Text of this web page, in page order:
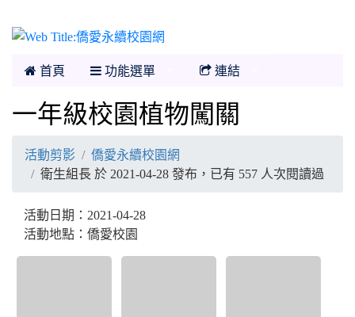
首頁 功能選單 連結
一年級校園植物闖關
活動剪影
僑愛永續校園網
衛生組長 於 2021-04-28 發布，已有 557 人次閱讀過
活動日期：2021-04-28
活動地點：僑愛校園